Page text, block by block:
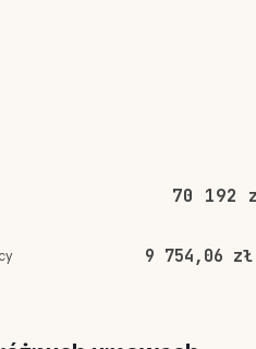
70 192
9 754,06 zł